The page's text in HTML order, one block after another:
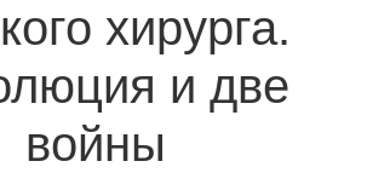
хирурга.
и две
войны